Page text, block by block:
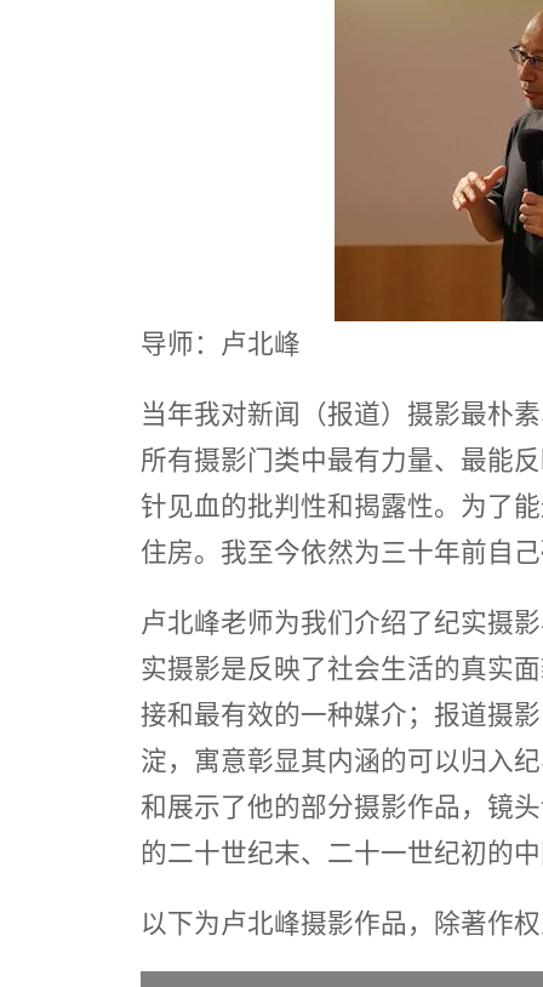
导师：卢北峰
当年我对新闻（报道）摄影最朴
所有摄影门类中最有力量、最能
针见血的批判性和揭露性。为了
住房。我至今依然为三十年前自
卢北峰老师为我们介绍了纪实摄
实摄影是反映了社会生活的真实
接和最有效的一种媒介；报道摄
淀，寓意彰显其内涵的可以归入
和展示了他的部分摄影作品，镜
的二十世纪末、二十一世纪初的
以下为卢北峰摄影作品，除著作